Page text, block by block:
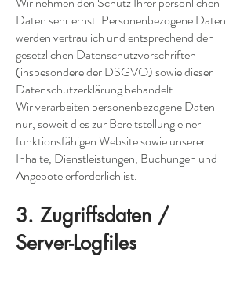
Daten sehr ernst. Personenbezogene Daten
werden vertraulich und entsprechend den
gesetzlichen Datenschutzvorschriften
(insbesondere der DSGVO) sowie dieser
Datenschutzerklärung behandelt.
Wir verarbeiten personenbezogene Daten
nur, soweit dies zur Bereitstellung einer
funktionsfähigen Website sowie unserer
Inhalte, Dienstleistungen, Buchungen und
Angebote erforderlich ist.
3. Zugriffsdaten /
Server-Logfiles